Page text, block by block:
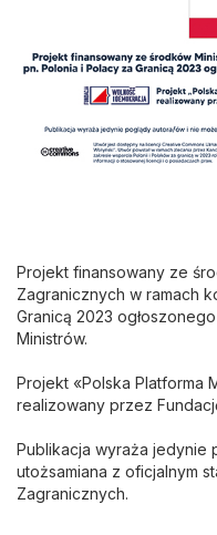
Projekt finansowany ze
Zagranicznych w ramach
Granicą 2023
Ministrów.
Projekt «Polska Platforma
realizowany przez
Publikacja wyraża jedynie
utożsamiana z oficjalnym
Zagranicznych.